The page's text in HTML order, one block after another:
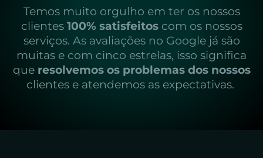
Temos muito orgulho em ter os nossos
clientes 100% satisfeitoscom os nossos
serviços. As avaliações no Google já são
muitas e com cinco estrelas, isso significa
que resolvemos os problemas dos nossos
clientes e atendemos as expectativas.